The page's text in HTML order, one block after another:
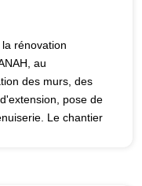
rénovation
au
des murs, des
pose de
Le chantier